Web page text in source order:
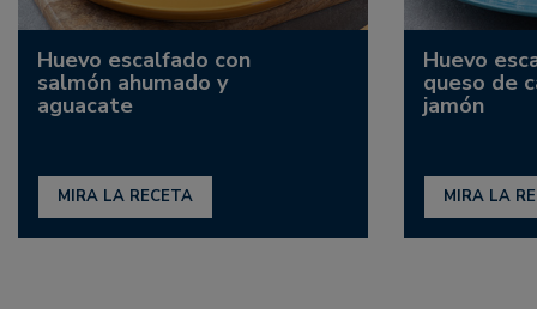
Huevo escalfado con
salmón ahumado y
aguacate
MIRA LA RECETA
Huevo
queso de
jamón
MIRA LA